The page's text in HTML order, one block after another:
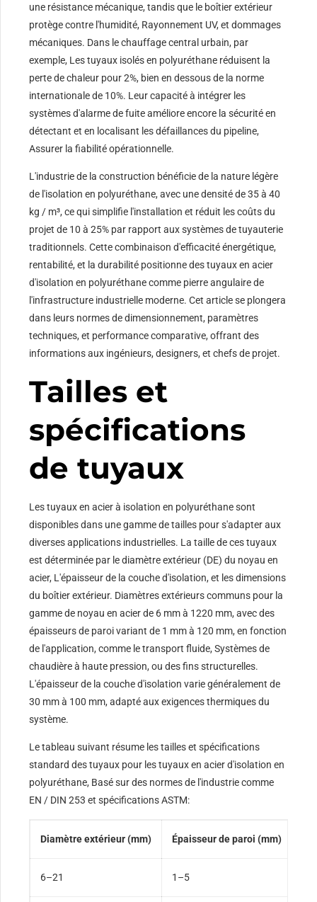
une résistance mécanique, tandis que le boîtier extérieur
protège contre l'humidité, Rayonnement UV, et dommages
mécaniques. Dans le chauffage central urbain, par
exemple, Les tuyaux isolés en polyuréthane réduisent la
perte de chaleur pour 2%, bien en dessous de la norme
internationale de 10%. Leur capacité à intégrer les
systèmes d'alarme de fuite améliore encore la sécurité en
détectant et en localisant les défaillances du pipeline,
Assurer la fiabilité opérationnelle.
L'industrie de la construction bénéficie de la nature légère
de l'isolation en polyuréthane, avec une densité de 35 à 40
kg / m³, ce qui simplifie l'installation et réduit les coûts du
projet de 10 à 25% par rapport aux systèmes de tuyauterie
traditionnels. Cette combinaison d'efficacité énergétique,
rentabilité, et la durabilité positionne des tuyaux en acier
d'isolation en polyuréthane comme pierre angulaire de
l'infrastructure industrielle moderne. Cet article se plongera
dans leurs normes de dimensionnement, paramètres
techniques, et performance comparative, offrant des
informations aux ingénieurs, designers, et chefs de projet.
Tailles et
spécifications
de tuyaux
Les tuyaux en acier à isolation en polyuréthane sont
disponibles dans une gamme de tailles pour s'adapter aux
diverses applications industrielles. La taille de ces tuyaux
est déterminée par le diamètre extérieur (DE) du noyau en
acier, L'épaisseur de la couche d'isolation, et les dimensions
du boîtier extérieur. Diamètres extérieurs communs pour la
gamme de noyau en acier de 6 mm à 1220 mm, avec des
épaisseurs de paroi variant de 1 mm à 120 mm, en fonction
de l'application, comme le transport fluide, Systèmes de
chaudière à haute pression, ou des fins structurelles.
L'épaisseur de la couche d'isolation varie généralement de
30 mm à 100 mm, adapté aux exigences thermiques du
système.
Le tableau suivant résume les tailles et spécifications
standard des tuyaux pour les tuyaux en acier d'isolation en
polyuréthane, Basé sur des normes de l'industrie comme
EN / DIN 253 et spécifications ASTM:
Diamètre extérieur (mm) Épaisseur de paroi (mm)
6–21 1–5